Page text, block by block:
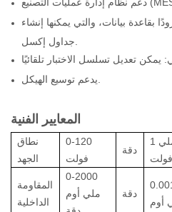
بقاعدة بيانات، والتي يمكنها إنشاء
المعايير الفنية
نطاق
الجهد
0-120
فولت
دقة
1 ملي
فولت
المقاومة
الداخلية
0-2000
ملي أوم
دقة
أوم